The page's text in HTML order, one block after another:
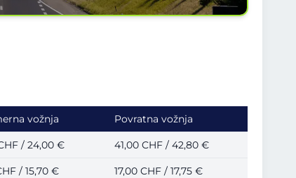
vožnja Povratna vožnja
/ 24,00 € 41,00 CHF / 42,80 €
/ 15,70 € 17,00 CHF / 17,75 €